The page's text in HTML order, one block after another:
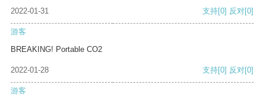
2022-01-31 支持[0] 反对[0]
游客
BREAKING! Portable CO2
2022-01-28 支持[0] 反对[0]
游客